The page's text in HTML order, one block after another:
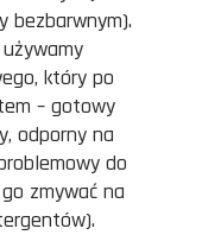
bezbarwnym).
który po
– gotowy
odporny na
do
zmywać na